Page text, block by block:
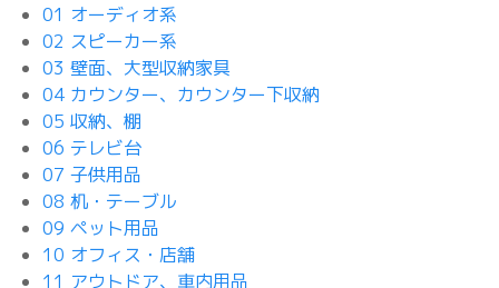
01 オーディオ系
02 スピーカー系
03 壁面、大型収納家具
04 カウンター、カウンター下収納
05 収納、棚
06 テレビ台
07 子供用品
08 机・テーブル
09 ペット用品
10 オフィス・店舗
11 アウトドア、車内用品